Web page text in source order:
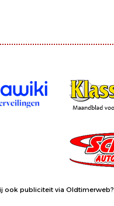
ook publiciteit via Oldtimerweb?